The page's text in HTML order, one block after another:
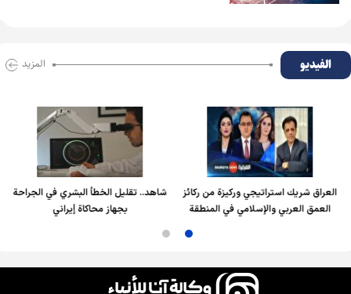
الفیدیو المزید
العراق شريك استراتيجي وركيزة من ركائز
العمق العربي والإسلامي في المنطقة
شاهد.. تقليل الخطأ البشري في الجراحة
بجهاز محاكاة إيراني